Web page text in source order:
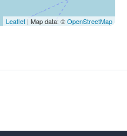
Leaflet | Map data: ©OpenStreetMap